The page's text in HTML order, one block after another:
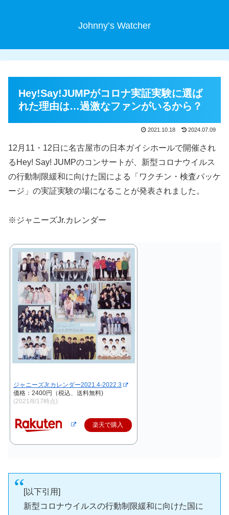
Johnny’s Watcher
Hey!Say!JUMPがコロナ実証実験に選ば
れた理由は…過激なファンがいるから？
2021.10.18 2024.07.09
12月11・12日に名古屋市の日本ガイシホールで開催され
るHey! Say! JUMPのコンサートが、新型コロナウイルス
の行動制限緩和に向けた国による「ワクチン・検査パッケ
ージ」の実証実験の場になることが発表されました。
※ジャニーズJr.カレンダー
ジャニーズJr.カレンダー2021.4-2022.3
価格：2400円（税込、送料無料)
(2021/8/17時点)
楽天で購入
[以下引用]
新型コロナウイルスの行動制限緩和に向けた国に